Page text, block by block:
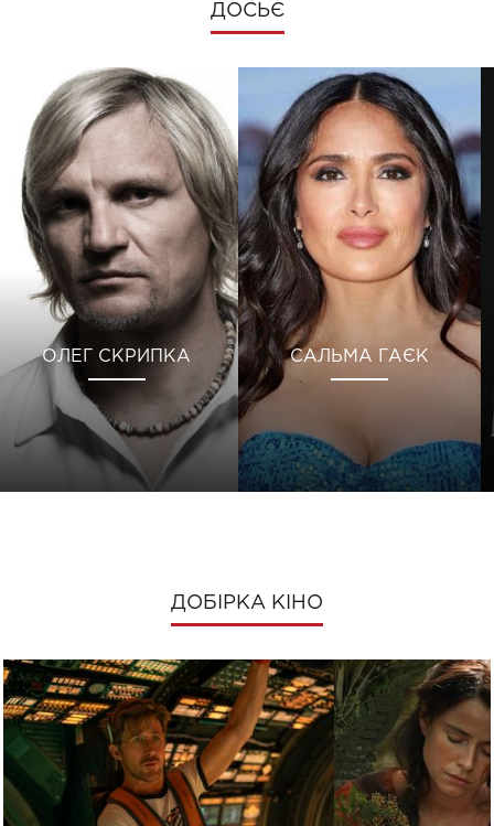
ДОСЬЄ
ОЛЕГ СКРИПКА САЛЬМА ГАЄК
ДОБІРКА КІНО